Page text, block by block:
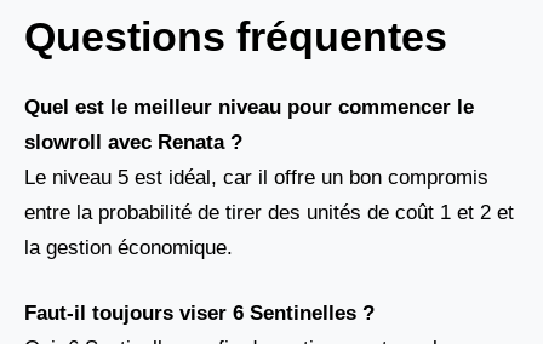
Questions fréquentes
Quel est le meilleur niveau pour commencer le
slowroll avec Renata ?
Le niveau 5 est idéal, car il offre un bon compromis
entre la probabilité de tirer des unités de coût 1 et 2 et
la gestion économique.
Faut-il toujours viser 6 Sentinelles ?